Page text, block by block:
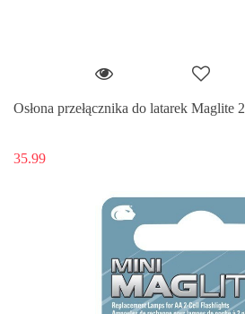
Osłona przełącznika do latarek
35.99